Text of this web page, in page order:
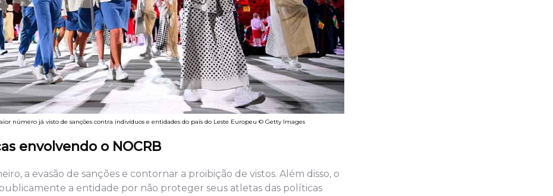
número já visto de sanções contra indivíduos e entidades do país do Leste Europeu © Getty Images
envolvendo o NOCRB
a evasão de sanções e contornar a proibição de vistos. Além disso, o
a entidade por não proteger seus atletas das políticas